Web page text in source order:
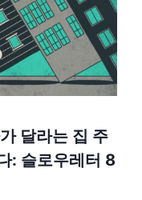
달라는 집 주
: 슬로우레터 8